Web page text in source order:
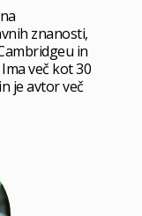
znanosti,
in
več kot 30
je avtor več